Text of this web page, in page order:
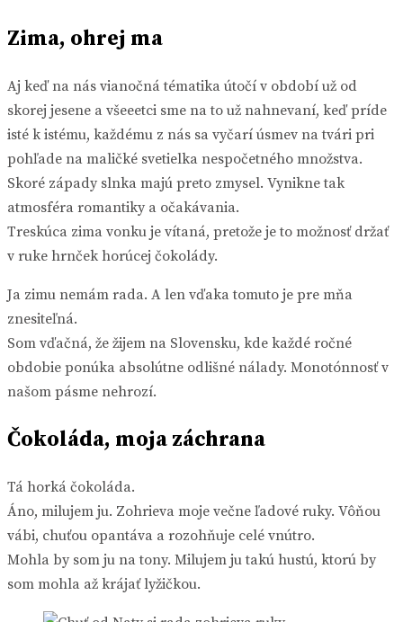
Zima, ohrej ma
Aj keď na nás vianočná tématika útočí v období už od
skorej jesene a všeeetci sme na to už nahnevaní, keď príde
isté k istému, každému z nás sa vyčarí úsmev na tvári pri
pohľade na maličké svetielka nespočetného množstva.
Skoré západy slnka majú preto zmysel. Vynikne tak
atmosféra romantiky a očakávania.
Treskúca zima vonku je vítaná, pretože je to možnosť držať
v ruke hrnček horúcej čokolády.
Ja zimu nemám rada. A len vďaka tomuto je pre mňa
znesiteľná.
Som vďačná, že žijem na Slovensku, kde každé ročné
obdobie ponúka absolútne odlišné nálady. Monotónnosť v
našom pásme nehrozí.
Čokoláda, moja záchrana
Tá horká čokoláda.
Áno, milujem ju. Zohrieva moje večne ľadové ruky. Vôňou
vábi, chuťou opantáva a rozohňuje celé vnútro.
Mohla by som ju na tony. Milujem ju takú hustú, ktorú by
som mohla až krájať lyžičkou.